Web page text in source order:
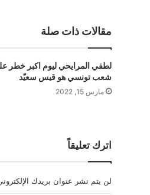
مقالات ذات صلة
لطفي المرايحي ليوم اكبر خطر
شعب تونسي هو قيس سعيّد
مارس 15, 2022
اترك تعليقاً
لن يتم نشر عنوان بريدك